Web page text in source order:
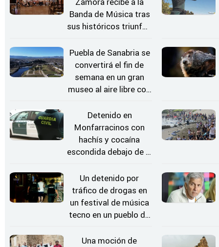
Banda de Música tras
sus históricos triunfos
Puebla de Sanabria se
convertirá el fin de
semana en un gran
museo al aire libre con
Detenido en
Monfarracinos con
hachís y cocaína
escondida debajo de la
coche
Un detenido por
tráfico de drogas en
un festival de música
tecno en un pueblo de
Una moción de